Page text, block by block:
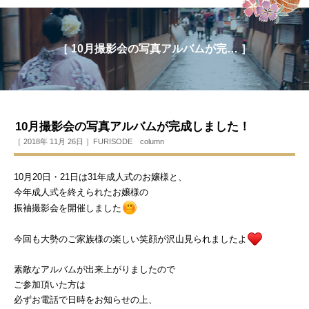
［ 10月撮影会の写真アルバムが完… ］
10月撮影会の写真アルバムが完成しました！
［ 2018年 11月 26日 ］ FURISODE column
10月20日・21日は31年成人式のお嬢様と、
今年成人式を終えられたお嬢様の
振袖撮影会を開催しました
今回も大勢のご家族様の楽しい笑顔が沢山見られましたよ
素敵なアルバムが出来上がりましたので
ご参加頂いた方は
必ずお電話で日時をお知らせの上、